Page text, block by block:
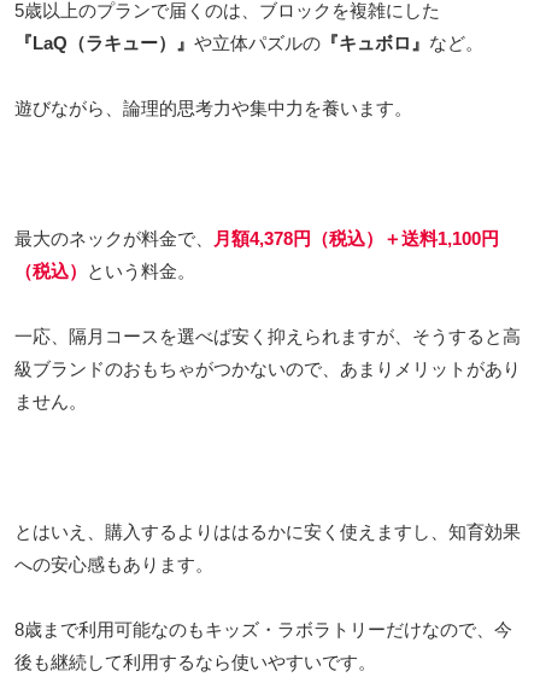
5歳以上のプランで届くのは、ブロックを複雑にした
『LaQ（ラキュー）』 や立体パズルの 『キュボロ』 など。
遊びながら、論理的思考力や集中力を養います。
最大のネックが料金で、
月額4,378円（税込）＋送料1,100円
（税込）
という料金。
一応、隔月コースを選べば安く抑えられますが、そうすると高
級ブランドのおもちゃがつかないので、あまりメリットがあり
ません。
とはいえ、購入するよりははるかに安く使えますし、知育効果
への安心感もあります。
8歳まで利用可能なのもキッズ・ラボラトリーだけなので、今
後も継続して利用するなら使いやすいです。